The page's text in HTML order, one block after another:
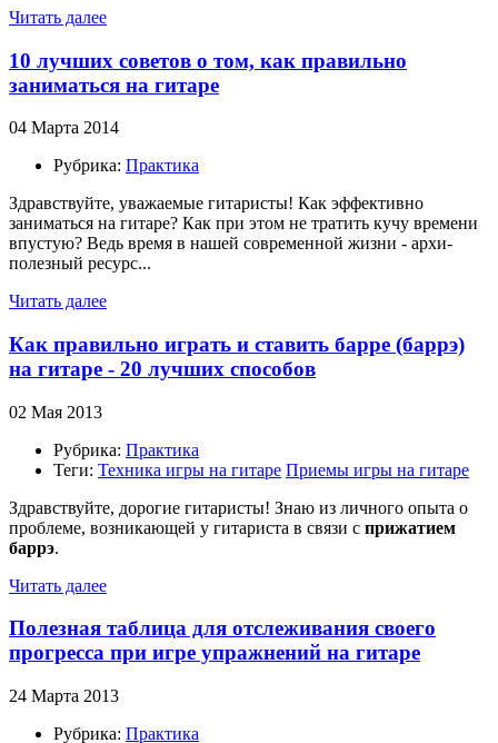
Читать далее
10 лучших советов о том, как правильно
заниматься на гитаре
04 Марта 2014
Рубрика: Практика
Здравствуйте, уважаемые гитаристы! Как эффективно
заниматься на гитаре? Как при этом не тратить кучу времени
впустую? Ведь время в нашей современной жизни - архи-
полезный ресурс...
Читать далее
Как правильно играть и ставить барре (баррэ)
на гитаре - 20 лучших способов
02 Мая 2013
Рубрика: Практика
Теги: Техника игры на гитаре Приемы игры на гитаре
Здравствуйте, дорогие гитаристы! Знаю из личного опыта о
проблеме, возникающей у гитариста в связи с прижатием
баррэ.
Читать далее
Полезная таблица для отслеживания своего
прогресса при игре упражнений на гитаре
24 Марта 2013
Рубрика: Практика